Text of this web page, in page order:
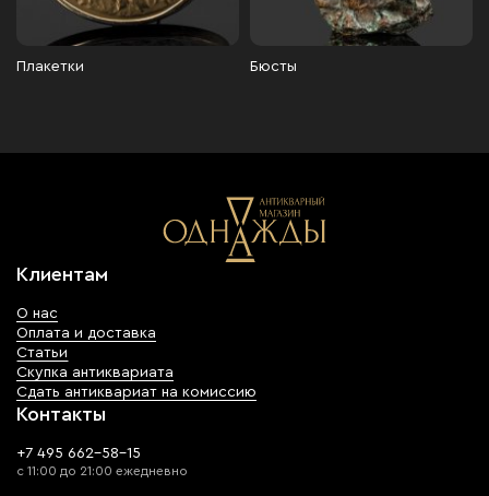
Плакетки Бюсты
Клиентам
О нас
Оплата и доставка
Статьи
Скупка антиквариата
Сдать антиквариат на комиссию
Контакты
+7 495 662-58-15
с 11:00 до 21:00 ежедневно